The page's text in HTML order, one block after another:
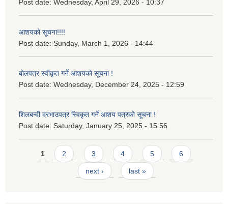
Post date: Wednesday, April 29, 2026 - 10:37
आशयको सूचना!!!!
Post date: Sunday, March 1, 2026 - 14:44
बोलपत्र स्वीकृत गर्ने आशयको सूचना !
Post date: Wednesday, December 24, 2025 - 12:59
शिलबन्दी दरभाउपत्र स्विकृत गर्ने आशय पत्रको सूचना !
Post date: Saturday, January 25, 2025 - 15:56
Pages
1 2 3 4 5 6
next › last »